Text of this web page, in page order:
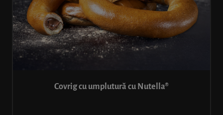
Covrig cu umplutură cu Nutella®